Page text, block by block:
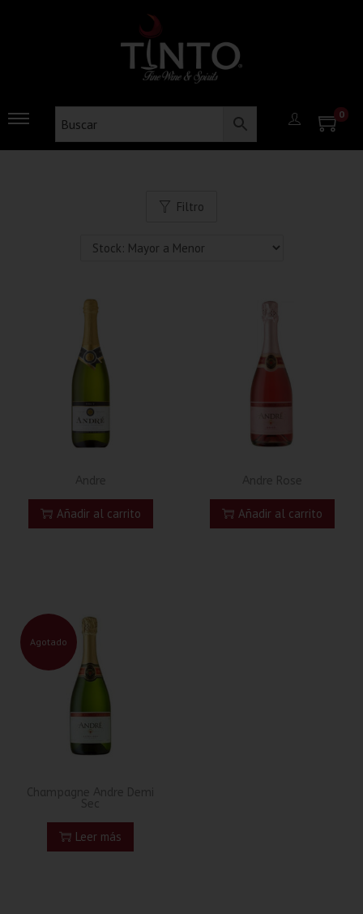
0
Filtro
Añadir al carrito Añadir al carrito
Agotado
Leer más